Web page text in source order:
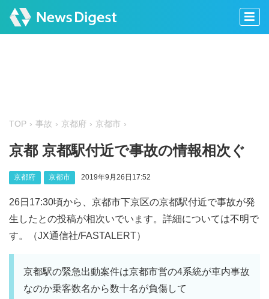
TOP 事故 京都府 京都市
京都 京都駅付近で事故の情報相次ぐ
京都府 京都市 2019年9月26日17:52
26日17:30頃から、京都市下京区の京都駅付近で事故が発
生したとの投稿が相次いでいます。詳細については不明で
す。（JX通信社/FASTALERT）
京都駅の緊急出動案件は京都市営の4系統が車内事故
なのか乗客数名から数十名が負傷して